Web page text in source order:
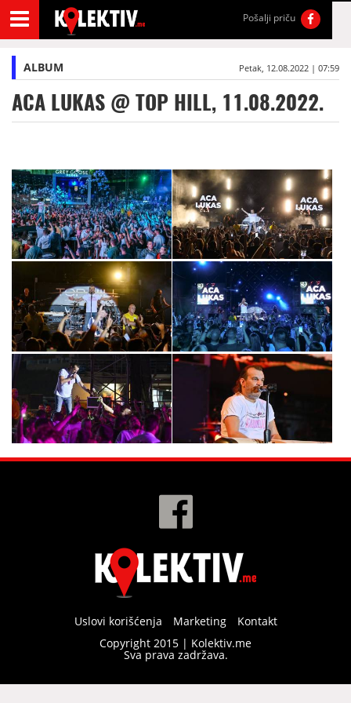
Pošalji priču
ALBUM Petak, 12.08.2022 | 07:59
ACA LUKAS @ TOP HILL, 11.08.2022.
Uslovi korišćenja Marketing
Kontakt
Copyright 2015 | Kolektiv.me
Sva prava zadržava.